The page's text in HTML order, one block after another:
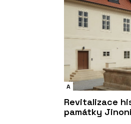
A
Revitalizace
památky